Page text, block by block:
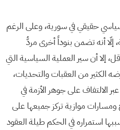
حقيقي في سورية، وعلى الرغم
أنه تضمن بنوداً أخرى مردُّ
إلا أن سير العملية السياسية التي
الكثير من العقبات والتحديات،
الالتفاف على جوهر الأزمة في
موازية تركز جميعها على
استمراره في الحكم طيلة العقود